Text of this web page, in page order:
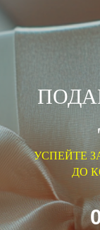
УСПЕЙТЕ
ДО